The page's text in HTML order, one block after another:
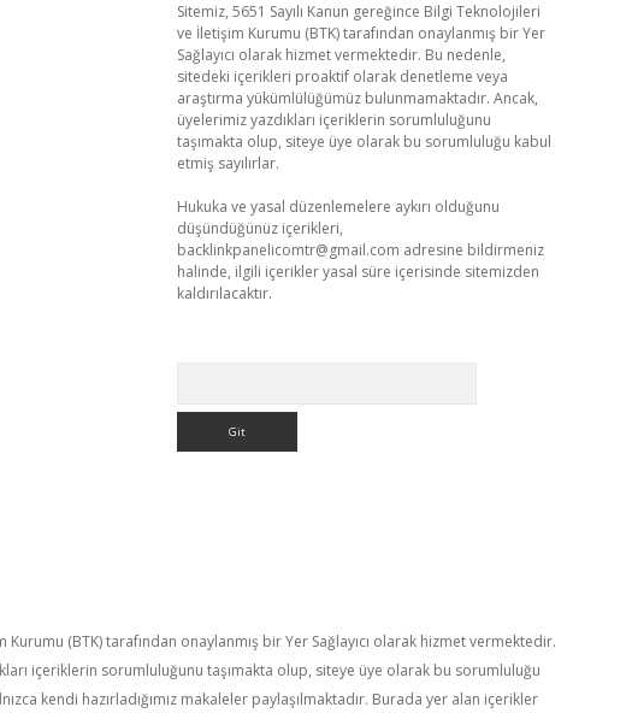
Sitemiz, 5651 Sayılı Kanun gereğince Bilgi Teknolojileri
ve İletişim Kurumu (BTK) tarafından onaylanmış bir Yer
Sağlayıcı olarak hizmet vermektedir. Bu nedenle,
sitedeki içerikleri proaktif olarak denetleme veya
araştırma yükümlülüğümüz bulunmamaktadır. Ancak,
üyelerimiz yazdıkları içeriklerin sorumluluğunu
taşımakta olup, siteye üye olarak bu sorumluluğu kabul
etmiş sayılırlar.
Hukuka ve yasal düzenlemelere aykırı olduğunu
düşündüğünüz içerikleri,
backlinkpanelicomtr@gmail.com adresine bildirmeniz
halinde, ilgili içerikler yasal süre içerisinde sitemizden
kaldırılacaktır.
(BTK) tarafından onaylanmış bir Yer Sağlayıcı olarak hizmet vermektedir.
içeriklerin sorumluluğunu taşımakta olup, siteye üye olarak bu sorumluluğu
kendi hazırladığımız makaleler paylaşılmaktadır. Burada yer alan içerikler